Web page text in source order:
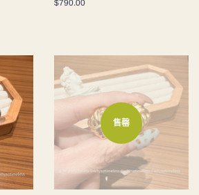
定
$790.00
售罄